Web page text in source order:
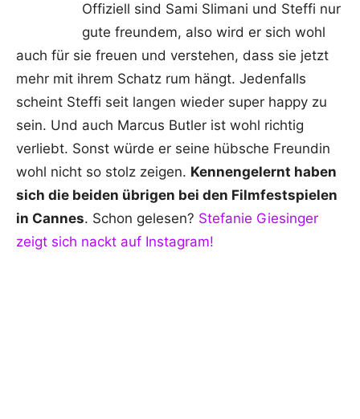
Offiziell sind Sami Slimani und Steffi nur
gute freundem, also wird er sich wohl
auch für sie freuen und verstehen, dass sie jetzt
mehr mit ihrem Schatz rum hängt. Jedenfalls
scheint Steffi seit langen wieder super happy zu
sein. Und auch Marcus Butler ist wohl richtig
verliebt. Sonst würde er seine hübsche Freundin
wohl nicht so stolz zeigen. Kennengelernt haben
sich die beiden übrigen bei den Filmfestspielen
in Cannes. Schon gelesen? Stefanie Giesinger
zeigt sich nackt auf Instagram!